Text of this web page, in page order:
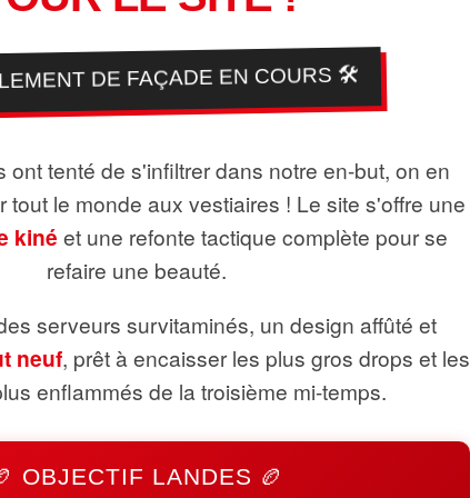
DE FAÇADE EN COURS 🛠️
ont tenté de s'infiltrer dans notre en-but, on en
tout le monde aux vestiaires ! Le site s'offre une
kiné et une refonte tactique complète pour se
refaire une beauté.
serveurs survitaminés, un design affûté et
neuf, prêt à encaisser les plus gros drops et les
enflammés de la troisième mi-temps.
OBJECTIF LANDES 🏉